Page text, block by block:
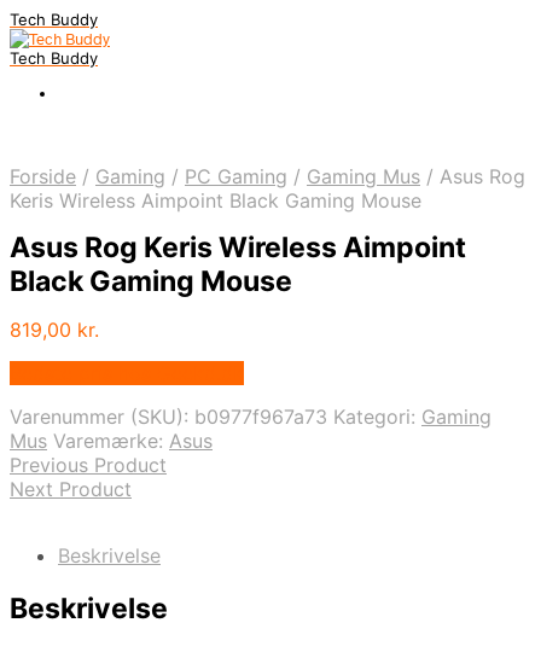
Tech Buddy
Tech Buddy
Forside / Gaming / PC Gaming / Gaming Mus / Asus Rog
Keris Wireless Aimpoint Black Gaming Mouse
Asus Rog Keris Wireless Aimpoint
Black Gaming Mouse
819,00 kr.
Varenummer (SKU): b0977f967a73 Kategori: Gaming
Mus Varemærke: Asus
Previous Product
Next Product
Beskrivelse
Beskrivelse